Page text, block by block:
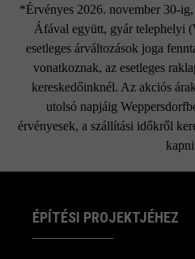
*Érvényes 2026. november 30-
Áfával együtt, gyár telephelyi
esetleges árváltozások joga
vonatkoznak, az esetleges
kereskedőinknél. Az akciós
utolsó napjáig
érvényesek, a szállítási időkről
ÉPÍTÉSI PROJEKTJÉHEZ